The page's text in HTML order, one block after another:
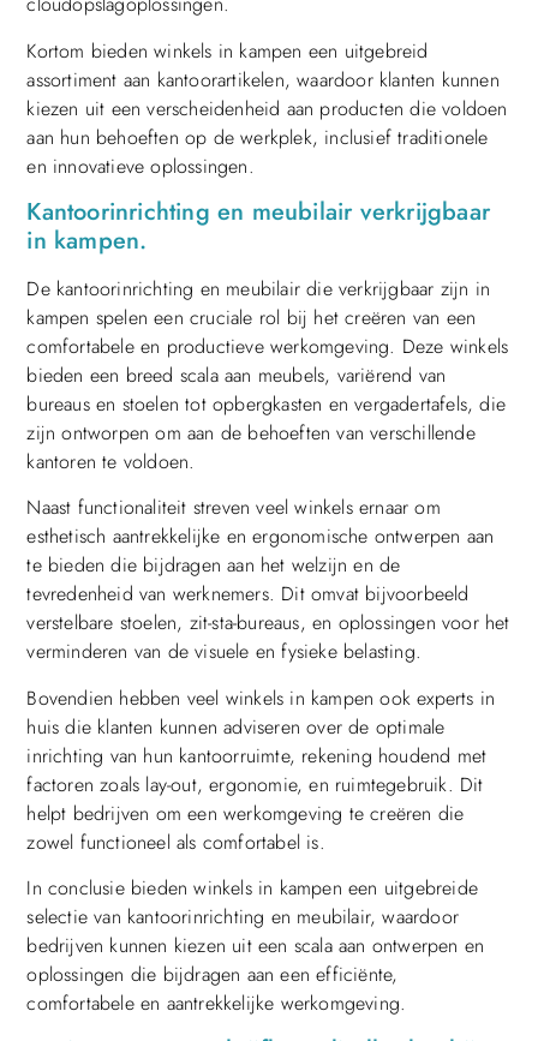
Kortom bieden winkels in kampen een uitgebreid
assortiment aan kantoorartikelen, waardoor klanten kunnen
kiezen uit een verscheidenheid aan producten die voldoen
aan hun behoeften op de werkplek, inclusief traditionele
en innovatieve oplossingen.
Kantoorinrichting en meubilair verkrijgbaar
in kampen.
De kantoorinrichting en meubilair die verkrijgbaar zijn in
kampen spelen een cruciale rol bij het creëren van een
comfortabele en productieve werkomgeving. Deze winkels
bieden een breed scala aan meubels, variërend van
bureaus en stoelen tot opbergkasten en vergadertafels, die
zijn ontworpen om aan de behoeften van verschillende
kantoren te voldoen.
Naast functionaliteit streven veel winkels ernaar om
esthetisch aantrekkelijke en ergonomische ontwerpen aan
te bieden die bijdragen aan het welzijn en de
tevredenheid van werknemers. Dit omvat bijvoorbeeld
verstelbare stoelen, zit-sta-bureaus, en oplossingen voor het
verminderen van de visuele en fysieke belasting.
Bovendien hebben veel winkels in kampen ook experts in
huis die klanten kunnen adviseren over de optimale
inrichting van hun kantoorruimte, rekening houdend met
factoren zoals lay-out, ergonomie, en ruimtegebruik. Dit
helpt bedrijven om een werkomgeving te creëren die
zowel functioneel als comfortabel is.
In conclusie bieden winkels in kampen een uitgebreide
selectie van kantoorinrichting en meubilair, waardoor
bedrijven kunnen kiezen uit een scala aan ontwerpen en
oplossingen die bijdragen aan een efficiënte,
comfortabele en aantrekkelijke werkomgeving.